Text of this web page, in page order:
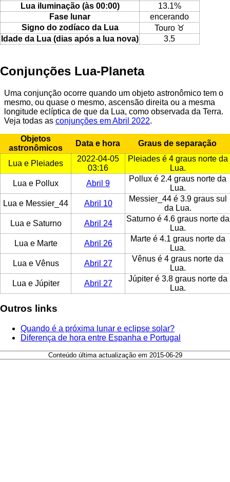
Lua iluminação (às 00:00)
13.1%
Fase lunar
encerando
Signo do zodíaco da Lua
Touro ♉
Idade da Lua (dias após a lua nova)
3.5
Conjunções Lua-Planeta
Uma conjunção ocorre quando um objeto astronômico tem o
mesmo, ou quase o mesmo, ascensão direita ou a mesma
longitude eclíptica de que da Lua, como observada da Terra.
Veja todas as conjunções em Abril 2022.
Objetos
astronômicos
Data e hora Graus de separação
Lua e Pleiades
2022-04-05
03:16
Pleiades é 4 graus norte da
Lua.
Lua e Pollux
Abril 9
Pollux é 2.4 graus norte da
Lua.
Lua e Messier_44
Abril 10
Messier_44 é 3.9 graus sul
da Lua.
Lua e Saturno
Abril 24
Saturno é 4.6 graus norte da
Lua.
Lua e Marte
Abril 26
Marte é 4.1 graus norte da
Lua.
Lua e Vênus
Abril 27
Vênus é 4 graus norte da
Lua.
Lua e Júpiter
Abril 27
Júpiter é 3.8 graus norte da
Lua.
Outros links
Quando é a próxima lunar e eclipse solar?
Diferença de hora entre Espanha e Portugal
Conteúdo última actualização em 2015-06-29